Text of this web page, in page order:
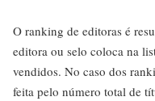
O ranking de editoras é
editora ou selo coloca na
vendidos. No caso dos
feita pelo número total de